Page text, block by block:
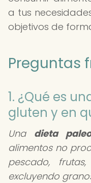
a tus
objetivos de
Preguntas
1. ¿Qué es
gluten y en
Una dieta
alimentos no
pescado,
excluyendo